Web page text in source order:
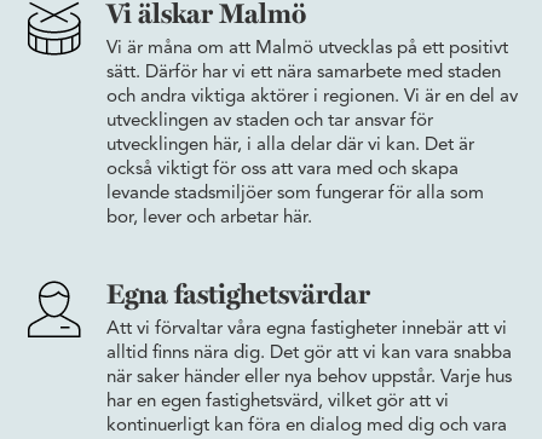
Vi älskar Malmö
Vi är måna om att Malmö utvecklas på ett positivt
sätt. Därför har vi ett nära samarbete med staden
och andra viktiga aktörer i regionen. Vi är en del av
utvecklingen av staden och tar ansvar för
utvecklingen här, i alla delar där vi kan. Det är
också viktigt för oss att vara med och skapa
levande stadsmiljöer som fungerar för alla som
bor, lever och arbetar här.
Egna fastighetsvärdar
Att vi förvaltar våra egna fastigheter innebär att vi
alltid finns nära dig. Det gör att vi kan vara snabba
när saker händer eller nya behov uppstår. Varje hus
har en egen fastighetsvärd, vilket gör att vi
kontinuerligt kan föra en dialog med dig och vara